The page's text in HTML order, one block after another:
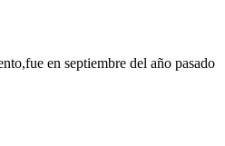
en septiembre del año pasado